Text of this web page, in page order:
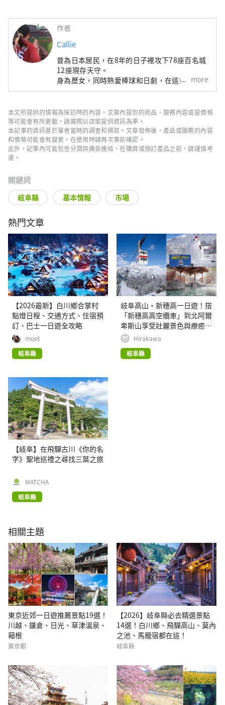
作者
Callie
曾為日本居民，在8年的日子裡攻下78座百名城
12座現存天守。
身為歷女，同時熱愛棒球和日劇，在這些興趣驅
使下，努力踏遍47都道府縣。
化與生活樣貌。
more
本文所提供的情報為採訪時的內容。文章內提到的商品、服務內容或是價格
等可能會有所更動，請實際以店家提供資訊為準。
本記事的資訊基於筆者當時的調查和撰寫。文章發佈後，產品或服務的內容
和價格可能會有變更，在使用時請再次事前確認。
此外，記事內可能包含分潤與廣告連結，在購買或預訂產品之前，請謹慎考
慮。
關鍵詞
岐阜縣 基本情報 市場
熱門文章
【2026最新】白川鄉合掌村
點燈日程、交通方式、住宿預
訂、巴士一日遊全攻略
moet
岐阜縣
岐阜高山・新穗高一日遊！搭
「新穗高高空纜車」到北阿爾
卑斯山享受壯麗景色與療癒溫
泉
Hirakawa
岐阜縣
【岐阜】在飛驒古川《你的名
字》聖地巡禮之尋找三葉之旅
MATCHA
岐阜縣
相關主題
東京近郊一日遊推薦景點19選！
川越、鎌倉、日光、草津溫泉、
箱根
東京都
【2026】岐阜縣必去精選景點
14選！白川鄉、飛驒高山、莫內
之池、馬籠宿都在這！
岐阜縣